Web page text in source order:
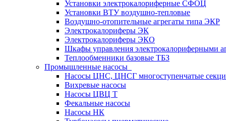
Установки электрокалориферные СФОЦ
Установки ВТУ воздушно-тепловые
Воздушно-отопительные агрегаты типа ЭКР
Электрокалориферы ЭК
Электрокалориферы ЭКО
Шкафы управления электрокалориферными
Теплообменники базовые ТБЗ
Промышленные насосы
Насосы ЦНС, ЦНСГ многоступенчатые
Вихревые насосы
Насосы ЦВЦ Т
Фекальные насосы
Насосы НК